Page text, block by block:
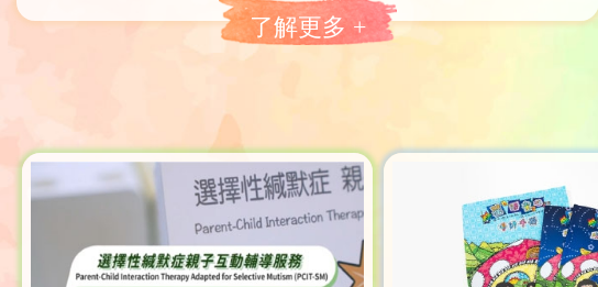
了解更多 +